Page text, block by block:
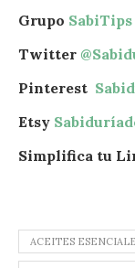
Grupo
Twitter
Pinterest
Etsy
Simplifica tu
ACEITES